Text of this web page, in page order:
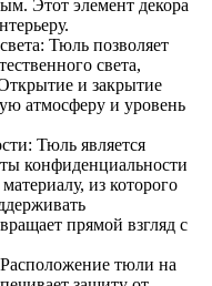
Этот элемент декора
Тюль позволяет
света,
и закрытие
атмосферу и уровень
Тюль является
конфиденциальности
из которого
прямой взгляд с
тюли на